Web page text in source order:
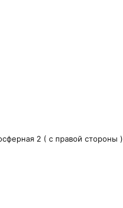
2 ( с правой стороны )